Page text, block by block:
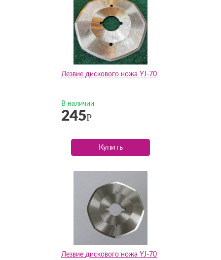
Лезвие дискового ножа YJ-70
В наличии
245Р
Купить
Лезвие дискового ножа YJ-70